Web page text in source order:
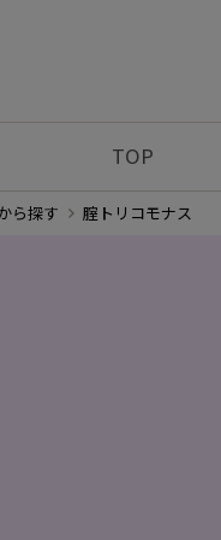
TOP
ら探す 腟トリコモナス